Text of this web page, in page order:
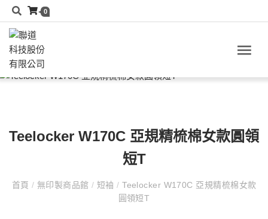
0
Teelocker W170C 亞規精梳棉女款圓領
短T
首頁 / 無印製商品館 / 短袖/ Teelocker W170C 亞規精梳棉女款
圓領短T